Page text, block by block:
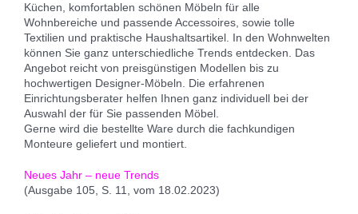
Küchen, komfortablen schönen Möbeln für alle
Wohnbereiche und passende Accessoires, sowie tolle
Textilien und praktische Haushaltsartikel. In den Wohnwelten
können Sie ganz unterschiedliche Trends entdecken. Das
Angebot reicht von preisgünstigen Modellen bis zu
hochwertigen Designer-Möbeln. Die erfahrenen
Einrichtungsberater helfen Ihnen ganz individuell bei der
Auswahl der für Sie passenden Möbel.
Gerne wird die bestellte Ware durch die fachkundigen
Monteure geliefert und montiert.
Neues Jahr – neue Trends
(Ausgabe 105, S. 11, vom 18.02.2023)